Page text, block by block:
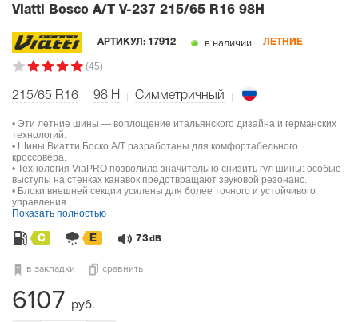
Viatti Bosco A/T V-237 215/65 R16 98H
АРТИКУЛ: 17912 в наличии ЛЕТНИЕ
(45)
215/65 R16 98 H Симметричный
• Эти летние шины — воплощение итальянского дизайна и германских
технологий.
• Шины Виатти Боско А/Т разработаны для комфортабельного
кроссовера.
• Технология ViaPRO позволила значительно снизить гул шины: особые
выступы на стенках канавок предотвращают звуковой резонанс.
• Блоки внешней секции усилены для более точного и устойчивого
управления.
Показать полностью
C E 73 dB
в закладки сравнить
6107 руб.